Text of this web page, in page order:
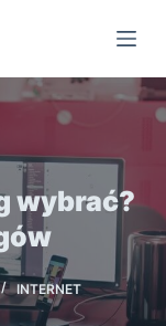
wybrać?
INTERNET